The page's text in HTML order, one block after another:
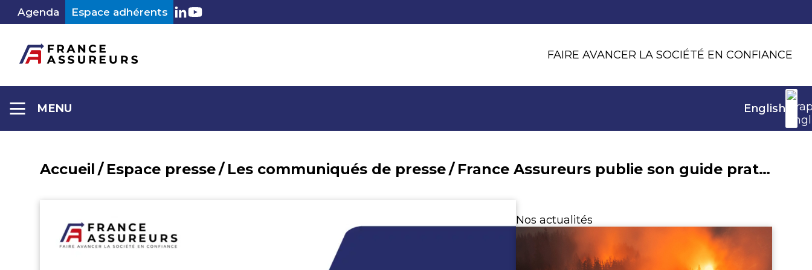
AllerAgenda Espace adhérents LinkedIn
Youtube
FAIRE AVANCER LA SOCIÉTÉ EN CONFIANCE
MENU English
Accueil / Espace presse/ Les communiqués de presse/ France Assureurs publie son guide pratique « 15 réflexes pour bien s’assurer – Aléas naturels »
Nos actualités